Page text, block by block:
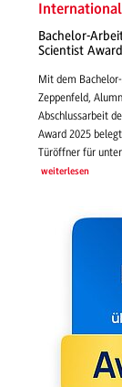
Bachelor-
Scientist
Mit dem
Zeppenfeld,
Abschlussarbeit
Award 2025
Türöffner für
weiterlesen